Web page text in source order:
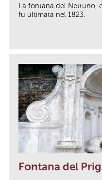
La fontana del Nettuno,
fu ultimata nel 1823.
Fontana del